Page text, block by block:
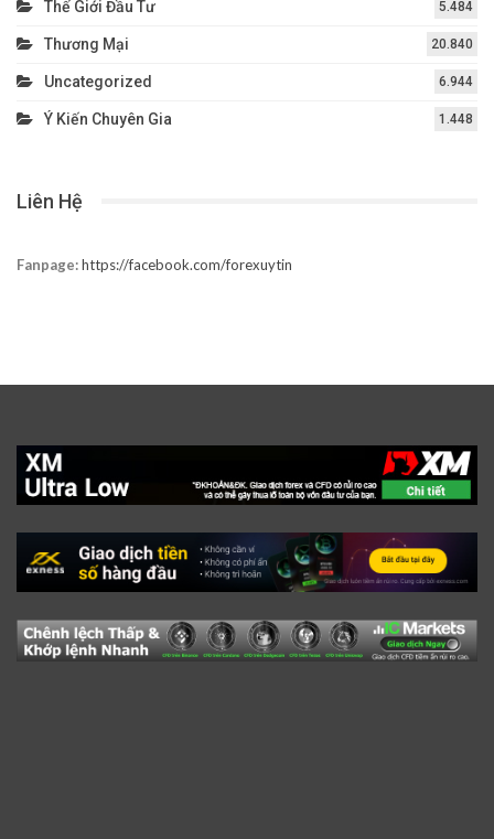
Thế Giới Đầu Tư 5.484
Thương Mại 20.840
Uncategorized 6.944
Ý Kiến Chuyên Gia 1.448
Liên Hệ
Fanpage:https://facebook.com/forexuytin